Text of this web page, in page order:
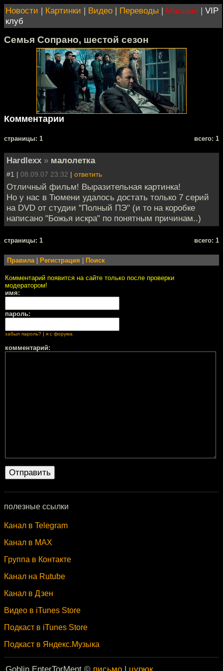
Новости | Картинки | Видео | Переводы | Магазин | VIP
клуб
Семья Сопрано, шестой сезон
Комментарии
cтраницы: 1 всего: 1
Hardlexx » малолетка
#1 | 08.09.07 23:32 | ответить
Отличный фильм! Выразительная картинка!
Но у нас в Тюмени удалось достать только 7 серий
на DVD от студии "Полный ПЭ" (и то на коробке
написано "Божья искра" по понятным причинам..)
cтраницы: 1 всего: 1
Правила Регистрация Поиск
Комментарий появится на сайте только после проверки
модератором!
имя:
пароль:
забыл пароль? | я с форума
комментарий:
полезные ссылки
Канал в Telegram
Канал в MAX
Группа в Контакте
Канал на Rutube
Канал в Дзен
Видео в iTunes Store
Подкаст в iTunes Store
Подкаст в Яндекс.Музыка
Goblin EnterTorMent © письмо | цурюк